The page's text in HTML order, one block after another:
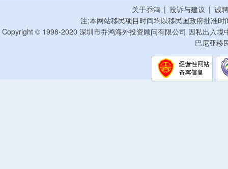
关于乔鸿 | 投诉与建议 | 诚
注;本网站移民项目时间均以移民国政府批准
Copyright © 1998-2020 深圳市乔鸿海外投资顾问有限公司 因私出入
巴尼亚移